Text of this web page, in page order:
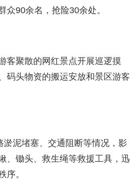
90余名，抢险30余处。
客聚散的网红景点开展巡逻摸
码头物资的搬运安放和景区游客
淤泥堵塞、交通阻断等情况，影
、锄头、救生绳等救援工具，迅
序。